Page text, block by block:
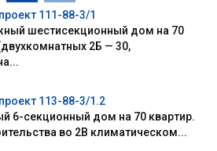
111-88-3/1
шестисекционный дом на 70
2Б — 30,
113-88-3/1.2
6-секционный дом на 70 квартир.
во 2В климатическом...